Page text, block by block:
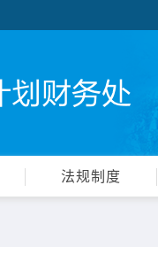
法规制度